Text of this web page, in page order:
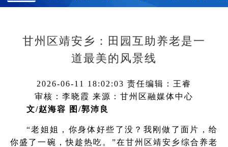
甘州区靖安乡：田园互助养老是一
道最美的风景线
2026-06-11 18:02:03 责任编辑：王睿
审核：李晓霞 来源：甘州区融媒体中心
文/赵海容 图/郭沛良
“老姐姐，你身体好些了没？我刚做了面片，给
你盛了一碗，快趁热吃。”在甘州区靖安乡综合养老